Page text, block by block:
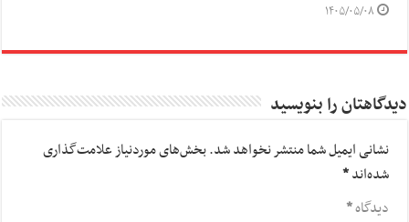
۱۴۰۵/۰۵/۰۸
دیدگاهتان را بنویسید
نشانی ایمیل شما منتشر نخواهد شد.بخش‌های موردنیاز علامت‌گذاری
شده‌اند*
دیدگاه*